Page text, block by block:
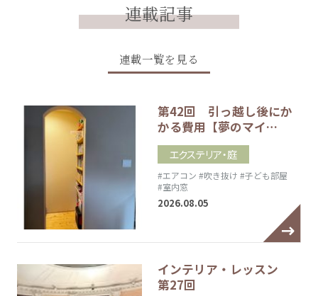
連載記事
連載一覧を見る
第42回 引っ越し後にか
かる費用【夢のマイ…
エクステリア・庭
#エアコン #吹き抜け #子ども部屋
#室内窓
2026.08.05
インテリア・レッスン
第27回